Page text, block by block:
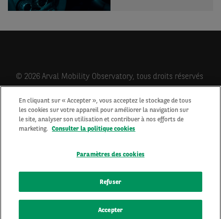
© 2026 Arval Mobility Observatory, tous droits réservés
Qui sommes-nous?
Contactez-nous
Protection des données personnelles
En cliquant sur « Accepter », vous acceptez le stockage de tous
les cookies sur votre appareil pour améliorer la navigation sur
le site, analyser son utilisation et contribuer à nos efforts de
marketing. Consulter la politique cookies
Paramètres des cookies
Refuser
Accepter